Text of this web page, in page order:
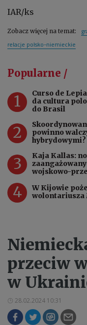
IAR/ks
Zobacz więcej na temat:
relacje polsko-niemieckie
Popularne /
1
Curso de
da cultura
do Brasil
2
powinno
hybrydowymi?
3
Kaja Kallas:
wojskowo-
4
W Kijowie
wolontariusza
przeciw
w
28.02.2024 10:31